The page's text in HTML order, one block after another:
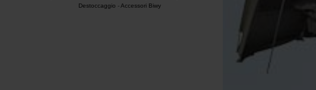
Destoccaggio -Accessori Biwy